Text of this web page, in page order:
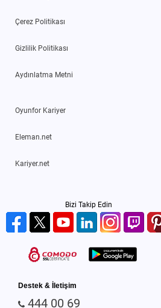
Çerez Politikası
Gizlilik Politikası
Aydınlatma Metni
Oyunfor Kariyer
Eleman.net
Kariyer.net
Bizi Takip Edin
Destek & İletişim
444 00 69